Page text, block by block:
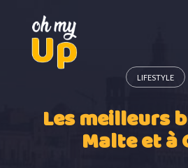
content
LIFESTYLE
Les meilleurs
Malte et à